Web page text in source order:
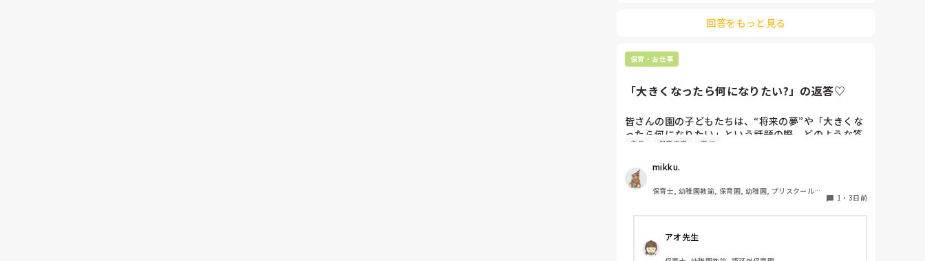
新しく採用が決まるまで、どうしようかと思ってま
回答をもっと見る
保育・お仕事
「大きくなったら何になりたい?」の返答♡
皆さんの園の子どもたちは、“将来の夢”や「大きくな
ったら何になりたい」という話題の際、どのような答
えが返ってきますか⁇
「ほいくえんのせんせい！」「ようちえんのせんせ
い！」と言ってくれる女児もたくさんいてなんだか嬉
しくなります♪
いです＾＾
主任 保育内容 遊び
mikku.
保育士, 幼稚園教諭, 保育園, 幼稚園, プリスクール・
1 ・ 3日前
アオ先生